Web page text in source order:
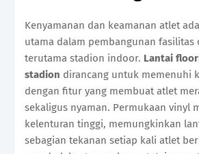
Kenyamanan dan keamanan atlet
utama dalam pembangunan fasilitas
terutama stadion indoor. Lantai
stadion dirancang untuk memenuhi
dengan fitur yang membuat atlet
sekaligus nyaman. Permukaan vinyl
kelenturan tinggi, memungkinkan
sebagian tekanan setiap kali atlet